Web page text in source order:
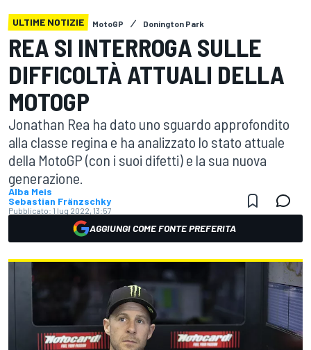
ULTIME NOTIZIE MotoGP Donington Park
REA SI INTERROGA SULLE
DIFFICOLTÀ ATTUALI DELLA
MOTOGP
Jonathan Rea ha dato uno sguardo approfondito
alla classe regina e ha analizzato lo stato attuale
della MotoGP (con i suoi difetti) e la sua nuova
generazione.
Alba Meis
Sebastian Fränzschky
Pubblicato: 1 lug 2022, 13:57
AGGIUNGI COME FONTE PREFERITA